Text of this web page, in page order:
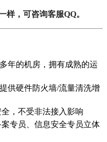
样，可咨询客服QQ。
年的机房，拥有成熟的运
供硬件防火墙/流量清洗增
，不受非法接入影响
专员、信息安全专员立体